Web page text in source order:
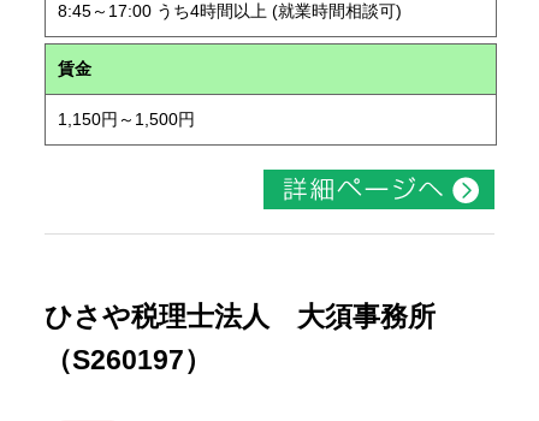
8:45～17:00 うち4時間以上 (就業時間相談可)
賃金
1,150円～1,500円
ひさや税理士法人 大須事務所
（S260197）